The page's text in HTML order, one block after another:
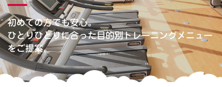
初めての方でも安心。
ひとりひとりに合った目的別トレーニングメニュー
をご提案。